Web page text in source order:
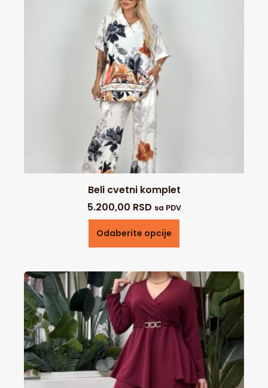
Beli cvetni komplet
5.200,00 RSD sa PDV
Odaberite opcije